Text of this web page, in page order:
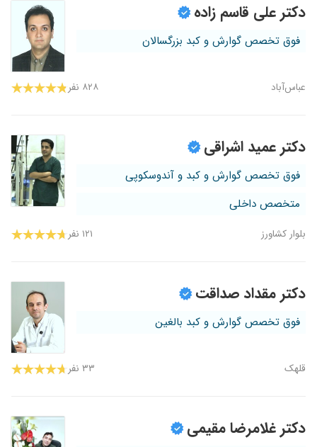
دکتر علی قاسم زاده
فوق تخصص گوارش و کبد بزرگسالان
عباس‌آباد ۸۲۸ نفر
دکتر عمید اشراقی
فوق تخصص گوارش و کبد و آندوسکوپی
متخصص داخلی
بلوار کشاورز ۱۲۱ نفر
دکتر مقداد صداقت
فوق تخصص گوارش و کبد بالغین
قلهک ۳۳ نفر
دکتر غلامرضا مقیمی